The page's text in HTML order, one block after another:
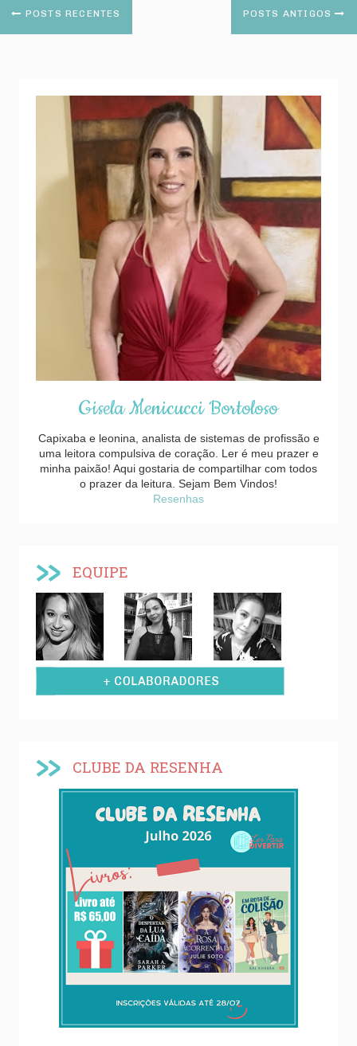
POSTS RECENTES POSTS ANTIGOS
Gisela Menicucci Bortoloso
Capixaba e leonina, analista de sistemas de profissão e
uma leitora compulsiva de coração. Ler é meu prazer e
minha paixão! Aqui gostaria de compartilhar com todos
o prazer da leitura. Sejam Bem Vindos!
Resenhas
EQUIPE
CLUBE DA RESENHA